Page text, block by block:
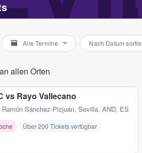
Alle Termine Nach Datum
allen Orten
vs Rayo Vallecano
Sánchez-Pizjuán, Sevilla, AND, ES
Über 200 Tickets verfügbar